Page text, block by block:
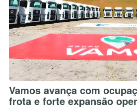
Vamos avança com
frota e forte expansão